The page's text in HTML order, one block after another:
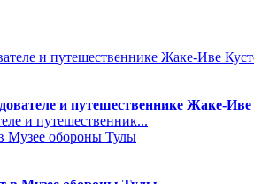
и путешественнике Жаке-
и путешественник...